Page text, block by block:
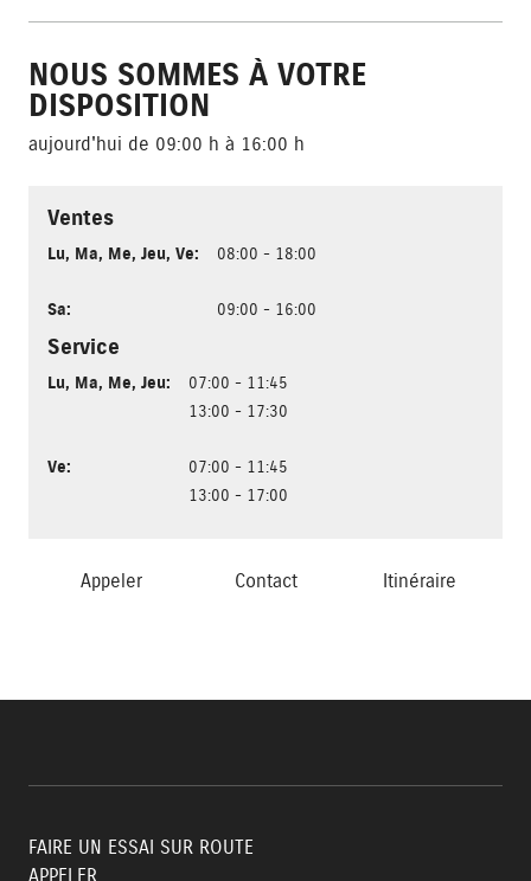
NOUS SOMMES À VOTRE
DISPOSITION
aujourd'hui de 09:00 h à 16:00 h
Ventes
Lu, Ma, Me, Jeu, Ve: 08:00 - 18:00
Sa: 09:00 - 16:00
Service
Lu, Ma, Me, Jeu:
07:00 - 11:45
13:00 - 17:30
Ve:
07:00 - 11:45
13:00 - 17:00
Appeler Contact Itinéraire
FAIRE UN ESSAI SUR ROUTE
APPELER